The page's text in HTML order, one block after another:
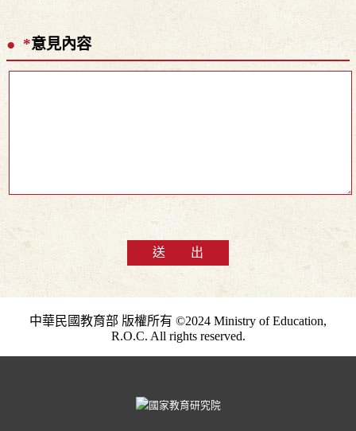
*意見內容
送 出
中華民國教育部 版權所有 ©2024 Ministry of Education,
R.O.C. All rights reserved.